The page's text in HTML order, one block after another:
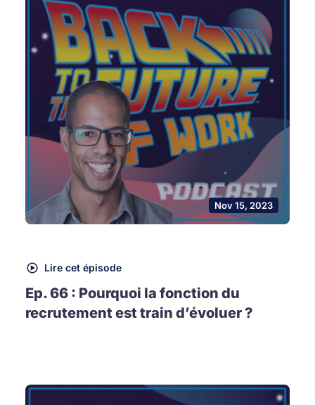
Nov 15, 2023
Lire cet épisode
Ep. 66 : Pourquoi la fonction du
recrutement est train d’évoluer ?